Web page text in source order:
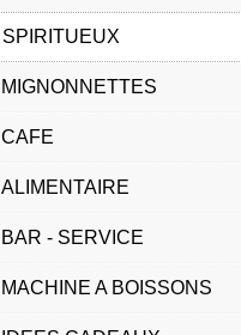
SPIRITUEUX
MIGNONNETTES
CAFE
ALIMENTAIRE
BAR - SERVICE
MACHINE A BOISSONS